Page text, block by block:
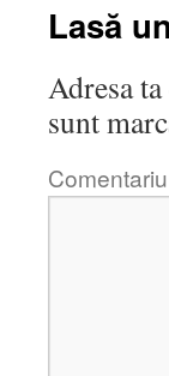
Lasă
Adresa
sunt
Comentariu